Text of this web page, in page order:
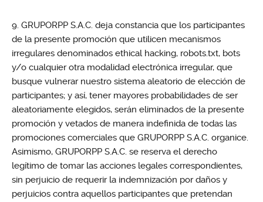
GRUPORPP S.A.C. deja constancia que los participantes
de la presente promoción que utilicen mecanismos
irregulares denominados ethical hacking, robots.txt, bots
y/o cualquier otra modalidad electrónica irregular, que
busque vulnerar nuestro sistema aleatorio de elección de
participantes; y así, tener mayores probabilidades de ser
aleatoriamente elegidos, serán eliminados de la presente
promoción y vetados de manera indefinida de todas las
promociones comerciales que GRUPORPP S.A.C. organice.
Asimismo, GRUPORPP S.A.C. se reserva el derecho
legítimo de tomar las acciones legales correspondientes,
sin perjuicio de requerir la indemnización por daños y
perjuicios contra aquellos participantes que pretendan